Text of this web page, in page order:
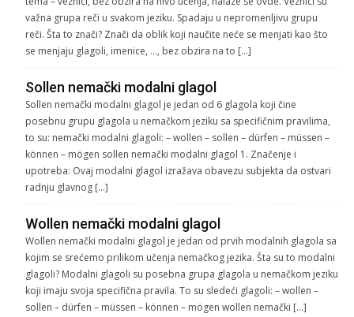
važna grupa reči u svakom jeziku. Spadaju u nepromenljivu grupu
reči. Šta to znači? Znači da oblik koji naučite neće se menjati kao što
se menjaju glagoli, imenice, …, bez obzira na to […]
Sollen nemački modalni glagol
Sollen nemački modalni glagol je jedan od 6 glagola koji čine
posebnu grupu glagola u nemačkom jeziku sa specifičnim pravilima,
to su: nemački modalni glagoli: – wollen – sollen – dürfen – müssen –
können – mögen sollen nemački modalni glagol 1. Značenje i
upotreba: Ovaj modalni glagol izražava obavezu subjekta da ostvari
radnju glavnog […]
Wollen nemački modalni glagol
Wollen nemački modalni glagol je jedan od prvih modalnih glagola sa
kojim se srećemo prilikom učenja nemačkog jezika. Šta su to modalni
glagoli? Modalni glagoli su posebna grupa glagola u nemačkom jeziku
koji imaju svoja specifična pravila. To su sledeći glagoli: – wollen –
sollen – dürfen – müssen – können – mögen wollen nemački […]